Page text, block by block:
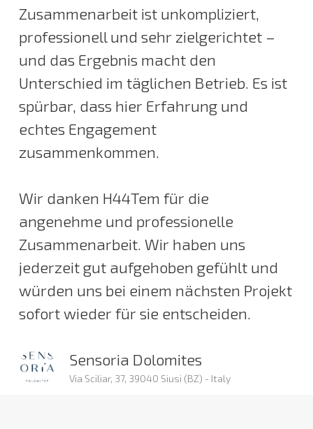
Zusammenarbeit ist unkompliziert,
professionell und sehr zielgerichtet –
und das Ergebnis macht den
Unterschied im täglichen Betrieb. Es ist
spürbar, dass hier Erfahrung und
echtes Engagement
zusammenkommen.
Wir danken H44Tem für die
angenehme und professionelle
Zusammenarbeit. Wir haben uns
jederzeit gut aufgehoben gefühlt und
würden uns bei einem nächsten Projekt
sofort wieder für sie entscheiden.
Sensoria Dolomites
Via Sciliar, 37, 39040 Siusi (BZ) - Italy